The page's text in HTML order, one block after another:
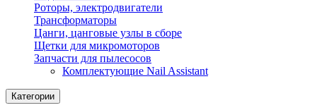
Роторы, электродвигатели
Трансформаторы
Цанги, цанговые узлы в сборе
Щетки для микромоторов
Запчасти для пылесосов
Комплектующие Nail Assistant
Категории